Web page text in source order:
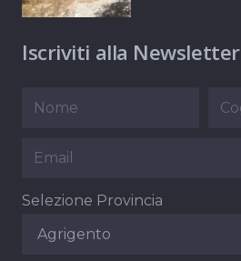
Iscriviti alla Newsletter
Selezione Provincia